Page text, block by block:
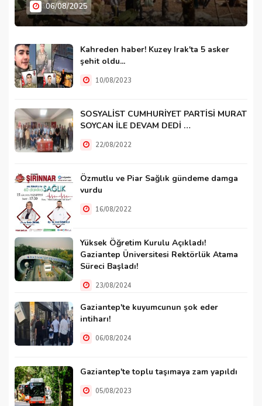
06/08/2025
Kahreden haber! Kuzey Irak'ta 5 asker
şehit oldu...
10/08/2023
SOSYALİST CUMHURİYET PARTİSİ MURAT
SOYCAN İLE DEVAM DEDİ …
22/08/2022
Özmutlu ve Piar Sağlık gündeme damga
vurdu
16/08/2022
Yüksek Öğretim Kurulu Açıkladı!
Gaziantep Üniversitesi Rektörlük Atama
Süreci Başladı!
23/08/2024
Gaziantep'te kuyumcunun şok eder
intiharı!
06/08/2024
Gaziantep'te toplu taşımaya zam yapıldı
05/08/2023